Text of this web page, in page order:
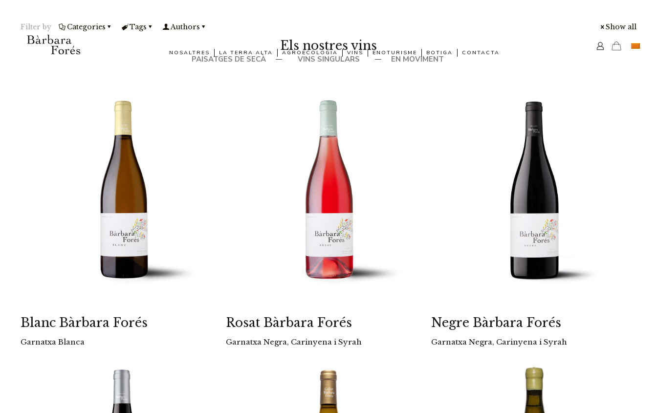
NOSALTRES LA TERRA ALTA AGROECOLOGIA VINS ENOTURISME BOTIGA CONTACTA
Filter by Categories Tags Authors Show all
Els nostres vins
PAISATGES DE SECÀ — VINS SINGULARS — EN MOVIMENT
Blanc Bàrbara Forés
Garnatxa Blanca
Rosat Bàrbara Forés
Garnatxa Negra, Carinyena i Syrah
Negre Bàrbara Forés
Garnatxa Negra, Carinyena i Syrah